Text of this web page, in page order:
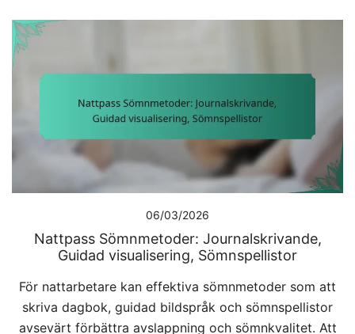
06/03/2026
Nattpass Sömnmetoder: Journalskrivande,
Guidad visualisering, Sömnspellistor
För nattarbetare kan effektiva sömnmetoder som att
skriva dagbok, guidad bildspråk och sömnspellistor
avsevärt förbättra avslappning och sömnkvalitet. Att